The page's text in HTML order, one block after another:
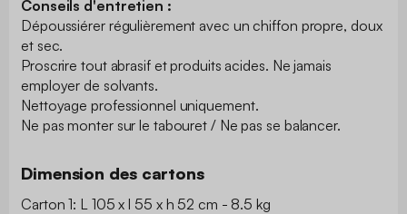
Conseils d'entretien :
Dépoussiérer régulièrement avec un chiffon propre, doux
et sec.
Proscrire tout abrasif et produits acides. Ne jamais
employer de solvants.
Nettoyage professionnel uniquement.
Ne pas monter sur le tabouret / Ne pas se balancer.
Dimension des cartons
Carton 1: L 105 x l 55 x h 52 cm - 8.5 kg